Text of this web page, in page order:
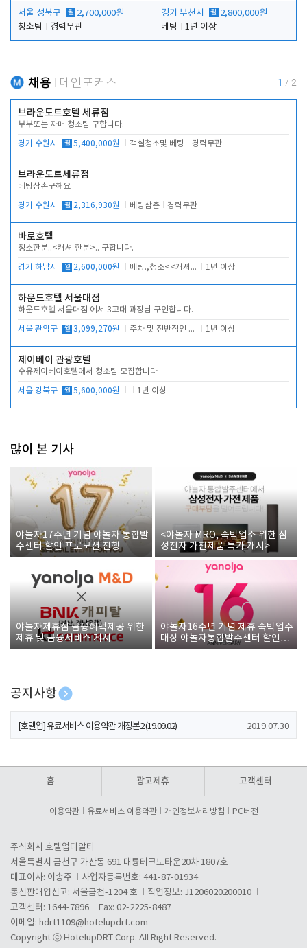
서울 성북구 월 2,700,000원
청소팀
경력무관
경기 부천시 월 2,800,000원
베팅
1년 이상
채용 메인포커스 1 / 2
브라운도트호텔 세류점
부부또는 자매 청소팀 구합니다.
경기 수원시 월 5,400,000원 객실청소및 베팅 경력무관
브라운도트세류점
베팅삼촌구해요
경기 수원시 월 2,316,930원 베팅삼촌 경력무관
바로호텔
청소한분..<캐셔 한분>.. 구합니다.
경기 하남시 월 2,600,000원 베팅.,청소<<캐셔 모셔봅니다. 1년 이상
하운드호텔 서울대점
하운드호텔 서울대점 에서 3교대 과장님 구인합니다.
서울 관악구 월 3,099,270원 주차 및 전반적인 당번업무 1년 이상
제이베이 관광호텔
수유제이베이호텔에서 청소팀 모집합니다
서울 강북구 월 5,600,000원 1년 이상
많이 본 기사
야놀자17주년 기념 야놀자 통합발
주센터 할인 프로모션 진행
<야놀자 MRO, 숙박업소 위한 삼
성전자 가전제품 특가 개시>
야놀자제휴점 금융혜택제공 위한
제휴 및 금융서비스 게시
야놀자16주년 기념 제휴 숙박업주
대상 야놀자통합발주센터 할인쿠
폰 증정
공지사항
[호텔업] 개인정보 처리방침 개정본1 (19.09.02)
[호텔업] 유료서비스 이용약관 개정본2 (19.09.02) 2019.07.30
홈 광고제휴 고객센터
이용약관 유료서비스 이용약관 개인정보처리방침 PC버전
주식회사 호텔업디알티
서울특별시 금천구 가산동 691 대륭테크노타운20차 1807호
대표이사: 이송주
사업자등록번호: 441-87-01934
통신판매업신고: 서울금천-1204 호
직업정보: J1206020200010
고객센터: 1644-7896
Fax: 02-2225-8487
이메일: hdrt1109@hotelupdrt.com
Copyright ⓒ HotelupDRT Corp. All Right Reserved.